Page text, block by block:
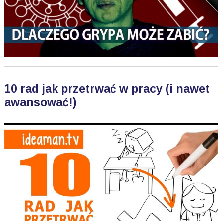
10 rad jak przetrwać w pracy (i nawet
awansować!)